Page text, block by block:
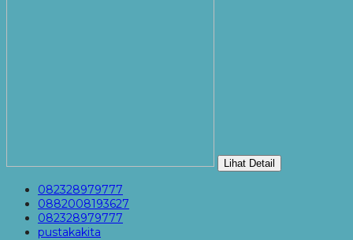
Lihat Detail
082328979777
0882008193627
082328979777
pustakakita